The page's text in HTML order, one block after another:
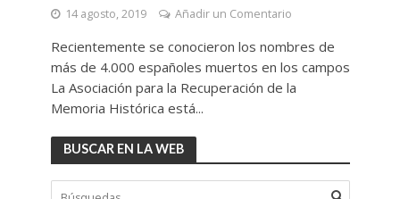
14 agosto, 2019 Añadir un Comentario
Recientemente se conocieron los nombres de
más de 4.000 españoles muertos en los campos
La Asociación para la Recuperación de la
Memoria Histórica está...
BUSCAR EN LA WEB